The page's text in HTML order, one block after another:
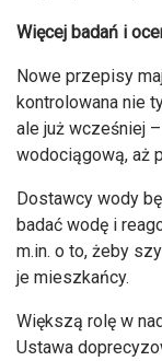
Więcej badań i
Nowe przepisy
kontrolowana nie
ale już wcześniej
wodociągową, aż
Dostawcy wody
badać wodę i
m.in. o to, żeby
je mieszkańcy.
Większą rolę w
Ustawa